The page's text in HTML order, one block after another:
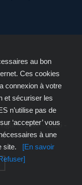
© 2007 - 2026 -
au bon
Ces cookies
connexion à votre
et sécuriser les
n’utilise pas de
‘accepter’ vous
à une
site.
[En savoir